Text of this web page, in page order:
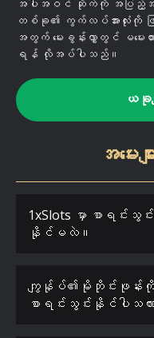
အပါအဝင် ဆိုက်ကို အပြည့်
တစ်ခု၏ ကွက်လပ်အားလုံးကို
အတွက် မေးခွန်းလွှာတွင် မမ
ရန် လိုအပ်ပါသည်။
ယခု
အမေးမ
1xSlots မှာ စာရင်းသွ
နိုင်မလဲ။
ကျွန်ုပ်၏မိုဘိုင်းဖုန်းကို
စာရင်းသွင်းနိုင်ပါသလာ